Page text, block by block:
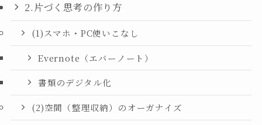
2.片づく思考の作り方
(1)スマホ・PC使いこなし
Evernote（エバーノート）
書類のデジタル化
(2)空間（整理収納）のオーガナイズ